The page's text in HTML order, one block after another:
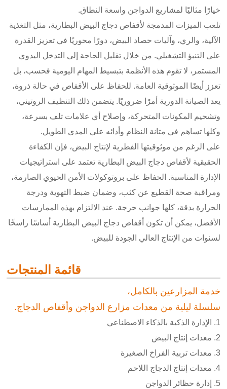
خيارًا مثاليًا لمشاريع الدواجن واسعة النطاق.
تلعب الميزات المدمجة لأقفاص دجاج البيض البطارية، مثل التغذية
الآلية، والري، وآليات حصاد البيض، دورًا محوريًا في تعزيز القدرة
على التنبؤ التشغيلي. من خلال تقليل الحاجة إلى التدخل اليدوي
المستمر، لا تقوم هذه الأنظمة بتبسيط المهام اليومية فحسب، بل
تعزز أيضًا الموثوقية العامة. للحفاظ على الأقفاص في حالة ذروة،
يعد الصيانة الدورية أمرًا ضروريًا. يتضمن ذلك التنظيف الروتيني،
وتشحيم المكونات المتحركة، وإصلاح أي علامات تلف بسرعة،
وكلها تساهم في متانة النظام وأدائه على المدى الطويل.
على الرغم من موثوقيتها الفطرية لإنتاج البيض، فإن الكفاءة
الحقيقية لأقفاص دجاج البيض البطارية تعتمد على استراتيجيات
الإدارة المناسبة. الحفاظ على بروتوكولات الأمن الحيوي الصارمة،
ومراقبة صحة القطيع عن كثب، وضمان ضبط التهوية ودرجة
الحرارة بدقة، كلها جوانب حرجة. عند الالتزام بهذه الممارسات
الأفضل، يمكن أن تكون أقفاص دجاج البيض البطارية أساسًا راسخًا
لسنوات من الإنتاج العالي الجودة للبيض.
قائمة المنتجات
خدمة المزارعين بالكامل،
سلسلة ليلية من معدات مزارع الدواجن وأقفاص الدجاج.
الإدارة الذكية بالذكاء الاصطناعي
معدات إنتاج البيض
معدات تربية الفراخ الصغيرة
معدات إنتاج الدجاج اللاحم
إدارة حظائر الدواجن